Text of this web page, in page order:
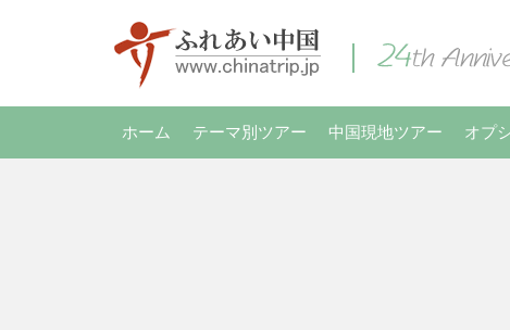
ホーム テーマ別ツアー 中国現地ツアー オプ